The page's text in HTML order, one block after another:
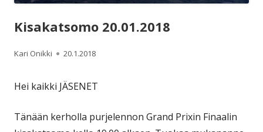
Kisakatsomo 20.01.2018
Kirjoittaja
Kari Onikki Julkaistu
20.1.2018
Hei kaikki JÄSENET
Tänään kerholla purjelennon Grand Prixin Finaalin